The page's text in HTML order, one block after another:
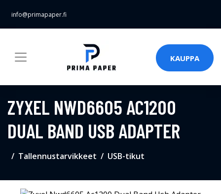
info@primapaper.fi
KAUPPA
ZYXEL NWD6605 AC1200
DUAL BAND USB ADAPTER
Tallennustarvikkeet USB-tikut